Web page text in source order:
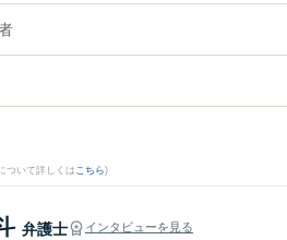
ついて詳しくはこちら)
弁護士 インタビューを見る